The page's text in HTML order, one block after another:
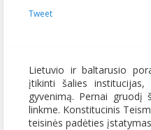
Tweet
Lietuvio ir baltarusio
įtikinti šalies
gyvenimą. Pernai gruodį
linkme. Konstitucinis
teisinės padėties